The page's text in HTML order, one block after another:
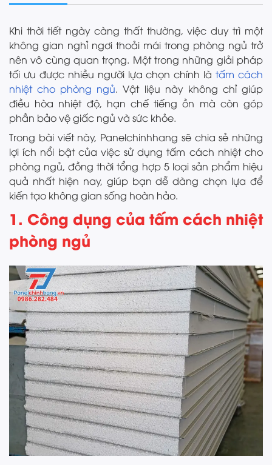
Khi thời tiết ngày càng thất thường, việc duy trì một
không gian nghỉ ngơi thoải mái trong phòng ngủ trở
nên vô cùng quan trọng. Một trong những giải pháp
tối ưu được nhiều người lựa chọn chính làtấm cách
nhiệt cho phòng ngủ. Vật liệu này không chỉ giúp
điều hòa nhiệt độ, hạn chế tiếng ồn mà còn góp
phần bảo vệ giấc ngủ và sức khỏe.
Trong bài viết này, Panelchinhhang sẽ chia sẻ những
lợi ích nổi bật của việc sử dụng tấm cách nhiệt cho
phòng ngủ, đồng thời tổng hợp 5 loại sản phẩm hiệu
quả nhất hiện nay, giúp bạn dễ dàng chọn lựa để
kiến tạo không gian sống hoàn hảo.
1. Công dụng của tấm cách nhiệt
phòng ngủ